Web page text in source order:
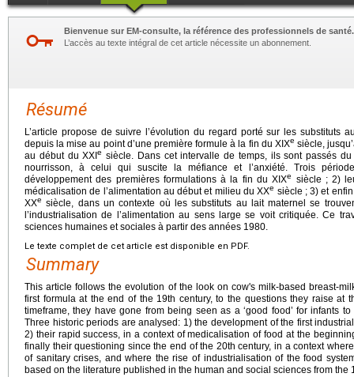
Bienvenue sur EM-consulte, la référence des professionnels de santé.
L’accès au texte intégral de cet article nécessite un abonnement.
Résumé
L’article propose de suivre l’évolution du regard porté sur les substituts
depuis la mise au point d’une première formule à la fin du XIXe siècle,
au début du XXIe siècle. Dans cet intervalle de temps, ils sont passés
nourrisson, à celui qui suscite la méfiance et l’anxiété. Trois
développement des premières formulations à la fin du XIXe
siècle ; 2)
médicalisation de l’alimentation au début et milieu du XXe siècle ; 3) et
XXe siècle, dans un contexte où les substituts au lait maternel se
l’industrialisation de l’alimentation au sens large se voit critiquée. Ce
sciences humaines et sociales à partir des années 1980.
Le texte complet de cet article est disponible en PDF.
Summary
This article follows the evolution of the look on cow's milk-based breast-
first formula at the end of the 19th century, to the questions they raise at
timeframe, they have gone from being seen as a ‘good food’ for infants
Three historic periods are analysed: 1) the development of the first
2) their rapid success, in a context of medicalisation of food at the
finally their questioning since the end of the 20th century, in a context
of sanitary crises, and where the rise of industrialisation of the food
based on the literature published in the human and social sciences from the